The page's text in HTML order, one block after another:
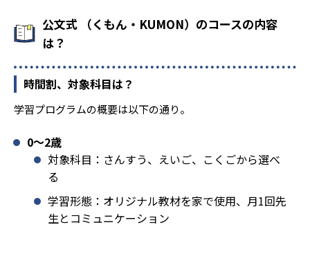
公文式 （くもん・KUMON）のコースの内容
は？
時間割、対象科目は？
学習プログラムの概要は以下の通り。
0〜2歳
対象科目：さんすう、えいご、こくごから選べ
る
学習形態：オリジナル教材を家で使用、月1回先
生とコミュニケーション